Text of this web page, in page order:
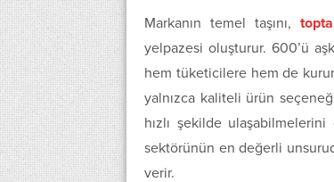
Markanın temel taşını,
yelpazesi oluşturur. 600’ü
hem tüketicilere hem de
yalnızca kaliteli ürün
hızlı şekilde
sektörünün en değerli
verir.